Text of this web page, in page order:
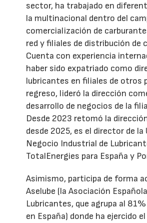
sector, ha trabajado en
la multinacional dentro del
comercialización de
red y filiales de distribución de
Cuenta con experiencia
haber sido expatriado como
lubricantes en filiales de otros
regreso, lideró la dirección
desarrollo de negocios de la
Desde 2023 retomó la
desde 2025, es el director de la
Negocio Industrial de
TotalEnergies para España y
Asimismo, participa de forma
Aselube (la Asociación
Lubricantes, que agrupa al
en España) donde ha ejercido